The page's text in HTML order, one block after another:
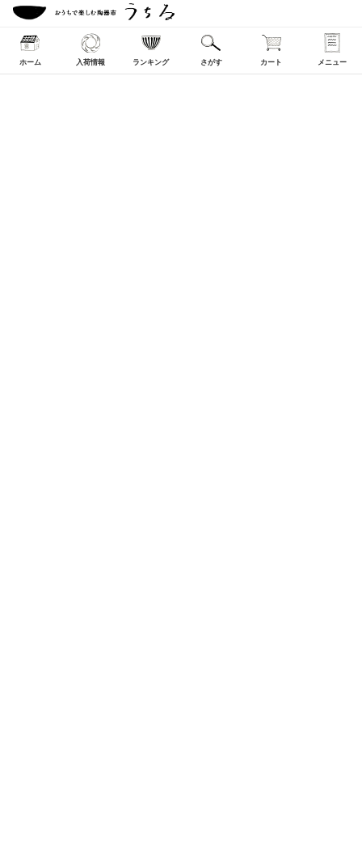
ホーム 入荷情報 ランキング さがす カート メニュー